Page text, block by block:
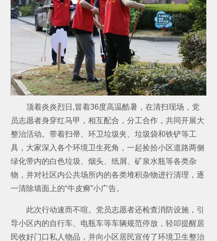
顶着炎炎烈日,冒着36度高温酷暑，在清扫现场，党
员志愿者身穿红马甲，相互配合，分工合作，共同开展大
整治活动。带着扫帚、环卫垃圾夹、垃圾袋和铁铲等工
具，大家深入各个环境卫生死角，一起捡拾小区道路两侧
绿化带内的白色垃圾、烟头、纸屑、矿泉水瓶等各类杂
物，并对社区内公共场所内的各类堆积杂物进行清理，逐
一清除墙面上的“牛皮癣”小广告。
此次行动速而不喧。党员志愿者还检查消防设施，引
导小区内的自行车、电瓶车等车辆规范停放，轻叩提醒居
民收好门口私人物品，并向小区居民宣传了环境卫生整治